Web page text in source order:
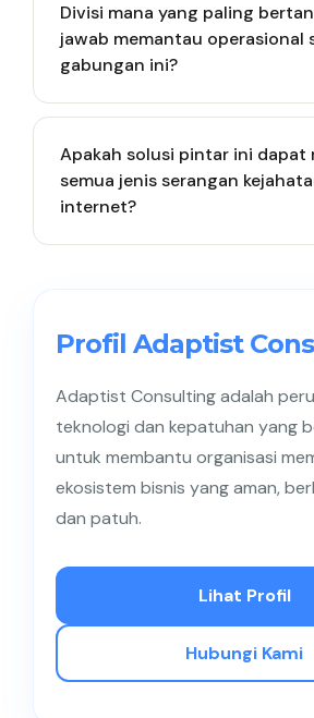
sehingga dapat terhubung
berbagai perangkat lunak warisan
Divisi mana yang paling
jawab memantau operasional
gabungan ini?
kendali penuh untuk memantau
secara harian.
Apakah solusi pintar ini dapat
semua jenis serangan
internet?
lapisan pertahanan lain untuk
maksimal.
Profil Adaptist
Adaptist Consulting adalah
teknologi dan kepatuhan yang
untuk membantu organisasi
ekosistem bisnis yang aman,
dan patuh.
Lihat Profil
Hubungi Kami